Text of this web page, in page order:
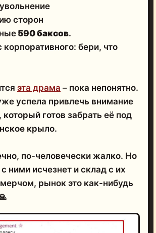
сторон
590 баксов.
корпоративного: бери, что
эта драма – пока непонятно.
успела привлечь внимание
, который готов забрать её под
крыло.
по-человечески жалко. Но
ними исчезнет и склад с их
рынок это как-нибудь